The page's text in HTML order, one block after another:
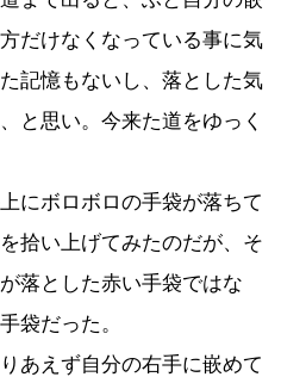
だけなくなっている事に気
記憶もないし、落とした気
と思い。今来た道をゆっく
にボロボロの手袋が落ちて
拾い上げてみたのだが、そ
落とした赤い手袋ではな
袋だった。
あえず自分の右手に嵌めて